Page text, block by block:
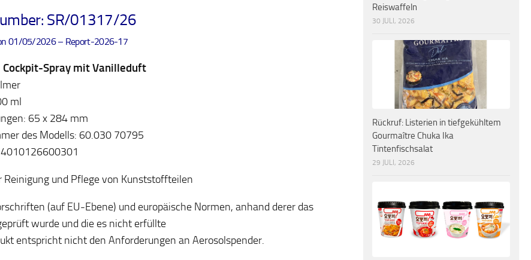
SR/01317/26
01/05/2026 – Report-2026-17
Cockpit-Spray mit Vanilleduft
ml
65 x 284 mm
des Modells: 60.030 70795
4010126600301
Reinigung und Pflege von Kunststoffteilen
(auf EU-Ebene) und europäische Normen, anhand derer das
wurde und die es nicht erfüllte
entspricht nicht den Anforderungen an Aerosolspender.
Reiswaffeln
30 JULI, 2026
Rückruf: Listerien in tiefgekühltem
Gourmaître Chuka Ika
Tintenfischsalat
29 JULI, 2026